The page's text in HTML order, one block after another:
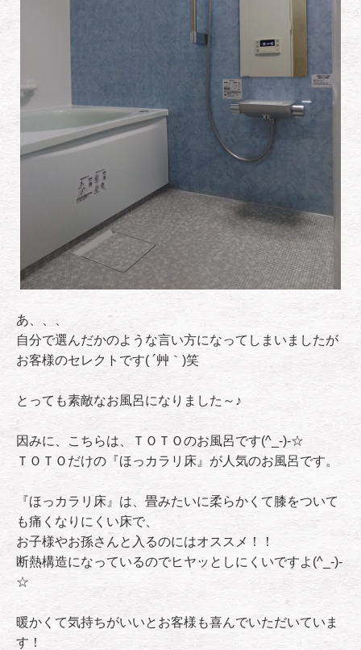
あ、、、
自分で選んだかのような言い方になってしまいましたが
お客様のセレクトです( ´艸｀)笑
とっても素敵なお風呂になりました～♪
因みに、こちらは、ＴＯＴＯのお風呂です(^_-)-☆
ＴＯＴＯだけの『ほっカラリ床』が人気のお風呂です。
『ほっカラリ床』は、畳みたいに柔らかくて膝をついて
も痛くなりにくい床で、
お子様やお孫さんと入るのにはオススメ！！
断熱構造になっているのでヒヤッとしにくいですよ(^_-)-
☆
暖かくて気持ちがいいとお客様も喜んでいただいていま
す！